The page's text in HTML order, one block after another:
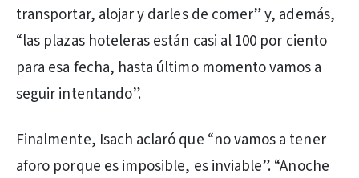
transportar, alojar y darles de comer” y, además,
“las plazas hoteleras están casi al 100 por ciento
para esa fecha, hasta último momento vamos a
seguir intentando”.
Finalmente, Isach aclaró que “no vamos a tener
aforo porque es imposible, es inviable”. “Anoche